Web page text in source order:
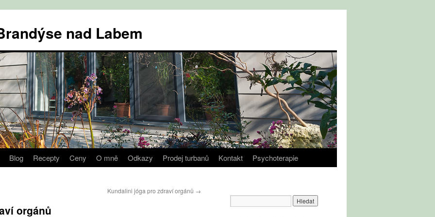
nad Labem
Blog Recepty Ceny O mně Odkazy Prodej turbanů Kontakt Psychoterapie
Kundalini jóga pro zdraví orgánů →
orgánů